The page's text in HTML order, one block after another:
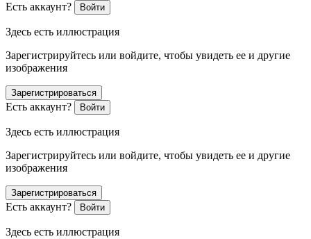
Есть аккаунт? Войти
Здесь есть иллюстрация
Зарегистрируйтесь или войдите, чтобы увидеть ее и другие
изображения
Зарегистрироваться
Есть аккаунт? Войти
Здесь есть иллюстрация
Зарегистрируйтесь или войдите, чтобы увидеть ее и другие
изображения
Зарегистрироваться
Есть аккаунт? Войти
Здесь есть иллюстрация